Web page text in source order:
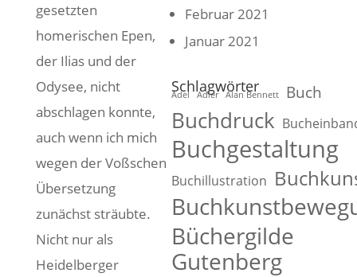
gesetzten
homerischen Epen,
der Ilias und der
Odysee, nicht
abschlagen konnte,
auch wenn ich mich
wegen der Voßschen
Übersetzung
zunächst sträubte.
Nicht nur als
Heidelberger
Februar 2021
Januar 2021
Schlagwörter
Adel Adler Alan Bennett Buch
Buchdruck
Buchgestaltung
Buchillustration
Büchergilde
Gutenberg